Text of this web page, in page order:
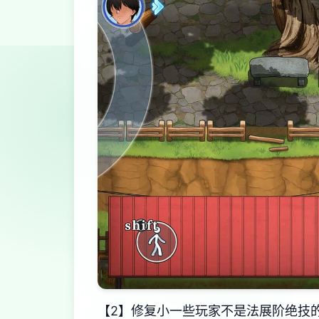
【2】修复小一些玩家不是法展阶绝技